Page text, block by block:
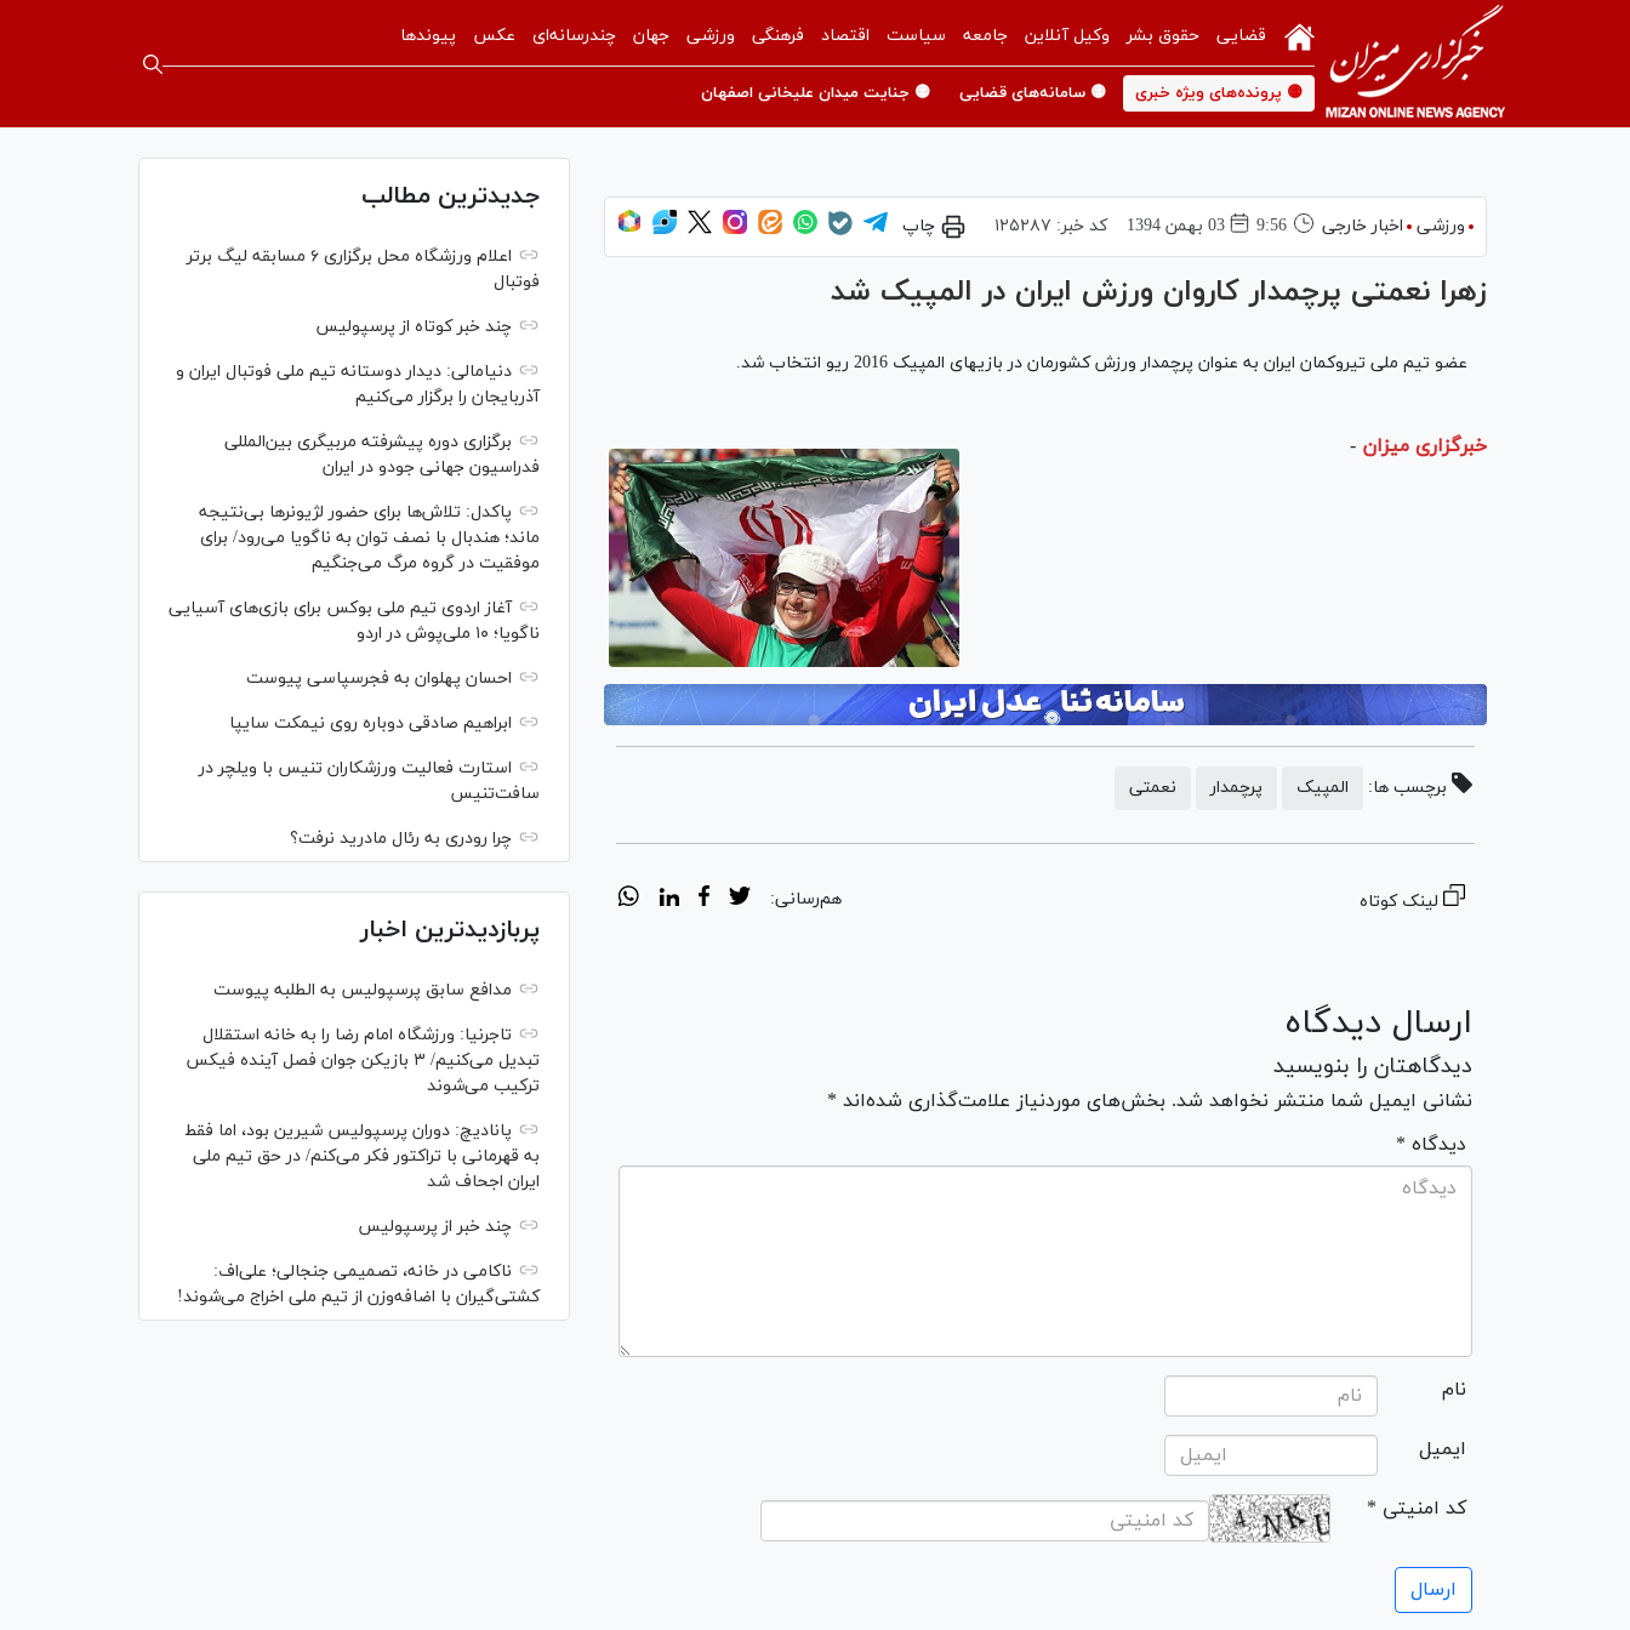
قضایی حقوق بشر وکیل آنلاین جامعه سیاست اقتصاد فرهنگی ورزشی جهان چندرسانه‌ای عکس پیوندها
🟡 پرونده‌های ویژه خبری 🟡 سامانه‌های قضایی 🟡 جنایت میدان علیخانی اصفهان
ورزشی اخبار خارجی 9:56 03 بهمن 1394 کد خبر: ۱۲۵۲۸۷ چاپ
زهرا نعمتی پرچمدار کاروان ورزش ایران در المپیک شد
عضو تیم ملی تیروکمان ایران به عنوان پرچمدار ورزش کشورمان در بازیهای المپیک 2016 ریو انتخاب شد.
خبرگزاری میزان -
برچسب ها: المپیک پرچمدار نعمتی
لینک کوتاه هم‌رسانی:
ارسال دیدگاه
دیدگاهتان را بنویسید
نشانی ایمیل شما منتشر نخواهد شد. بخش‌های موردنیاز علامت‌گذاری شده‌اند *
* دیدگاه
نام
ایمیل
* کد امنیتی
جدیدترین مطالب
اعلام ورزشگاه محل برگزاری ۶ مسابقه لیگ برتر
فوتبال
چند خبر کوتاه از پرسپولیس
دنیامالی: دیدار دوستانه تیم ملی فوتبال ایران و
آذربایجان را برگزار می‌کنیم
برگزاری دوره پیشرفته مربیگری بین‌المللی
فدراسیون جهانی جودو در ایران
پاکدل: تلاش‌ها برای حضور لژیونر‌ها بی‌نتیجه
ماند؛ هندبال با نصف توان به ناگویا می‌رود/ برای
موفقیت در گروه مرگ می‌جنگیم
آغاز اردوی تیم ملی بوکس برای بازی‌های آسیایی
ناگویا؛ ۱۰ ملی‌پوش در اردو
احسان پهلوان به فجرسپاسی پیوست
ابراهیم صادقی دوباره روی نیمکت سایپا
استارت فعالیت ورزشکاران تنیس با ویلچر در
سافت‌تنیس
چرا رودری به رئال مادرید نرفت؟
پربازدیدترین اخبار
مدافع سابق پرسپولیس به الطلبه پیوست
تاجرنیا: ورزشگاه امام رضا را به خانه استقلال
تبدیل می‌کنیم/ ۳ بازیکن جوان فصل آینده فیکس
ترکیب می‌شوند
پانادیچ: دوران پرسپولیس شیرین بود، اما فقط
به قهرمانی با تراکتور فکر می‌کنم/ در حق تیم ملی
ایران اجحاف شد
چند خبر از پرسپولیس
ناکامی در خانه، تصمیمی جنجالی؛ علی‌اف:
کشتی‌گیران با اضافه‌وزن از تیم ملی اخراج می‌شوند!